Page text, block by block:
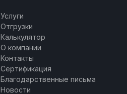
Услуги
Отгрузки
Калькулятор
О компании
Контакты
Сертификация
Благодарственные письма
Новости